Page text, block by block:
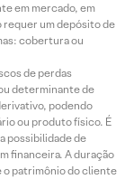
em mercado, em
requer um depósito de
cobertura ou
de perdas
determinante de
podendo
ou produto físico. É
possibilidade de
financeira. A duração
o patrimônio do cliente